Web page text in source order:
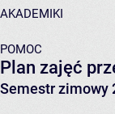
AKADEMIKI
POMOC
Plan zajęć
Semestr zimowy